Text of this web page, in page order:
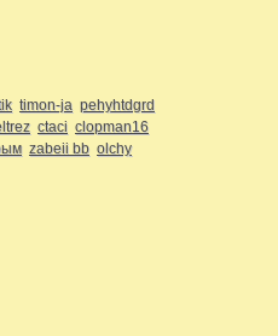
timon-ja pehyhtdgrd
ctaci clopman16
zabeii bb olchy